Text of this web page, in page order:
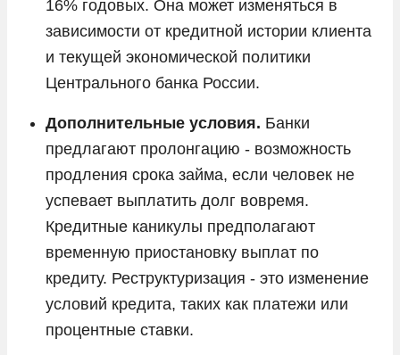
16% годовых. Она может изменяться в
зависимости от кредитной истории клиента
и текущей экономической политики
Центрального банка России.
Дополнительные условия. Банки
предлагают пролонгацию - возможность
продления срока займа, если человек не
успевает выплатить долг вовремя.
Кредитные каникулы предполагают
временную приостановку выплат по
кредиту. Реструктуризация - это изменение
условий кредита, таких как платежи или
процентные ставки.